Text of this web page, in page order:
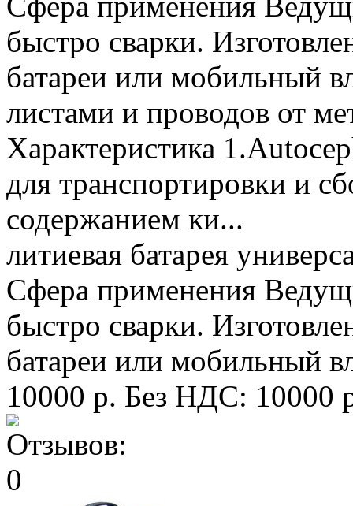
быстро сварки.
батареи или мобильный
листами и проводов от
Характеристика
для транспортировки и
содержанием ки...
литиевая батарея
Сфера применения
быстро сварки.
батареи или мобильный
10000 р. Без НДС: 10000